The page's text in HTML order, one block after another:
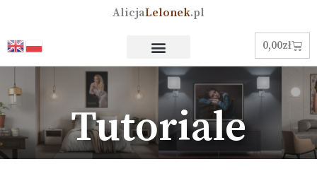
AlicjaLelonek.pl
0,00zł
Tutoriale